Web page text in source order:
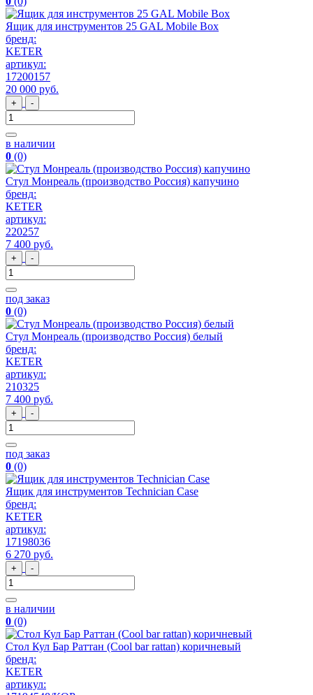
Ящик для инструментов 25 GAL Mobile Box
бренд:
KETER
артикул:
17200157
20 000 руб.
+ -
в наличии
0 (0)
Стул Монреаль (производство Россия) капучино
бренд:
KETER
артикул:
220257
7 400 руб.
+ -
под заказ
0 (0)
Стул Монреаль (производство Россия) белый
бренд:
KETER
артикул:
210325
7 400 руб.
+ -
под заказ
0 (0)
Ящик для инструментов Technician Case
бренд:
KETER
артикул:
17198036
6 270 руб.
+ -
в наличии
0 (0)
Стол Кул Бар Раттан (Cool bar rattan) коричневый
бренд:
KETER
артикул: